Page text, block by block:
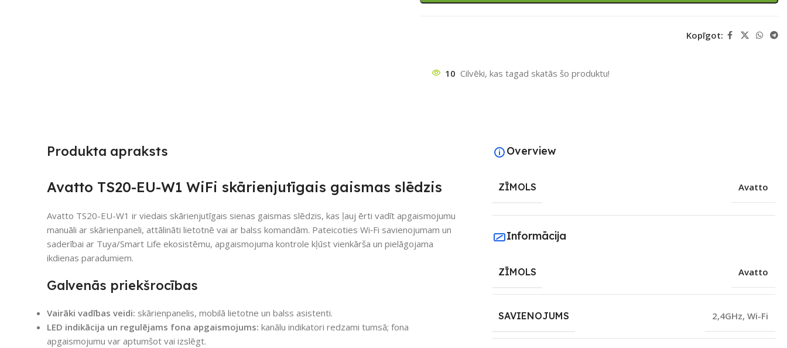
Kopīgot:
10 Cilvēki, kas tagad skatās šo produktu!
Produkta apraksts
Avatto TS20-EU-W1 WiFi skārienjutīgais gaismas slēdzis
Avatto TS20-EU-W1 ir viedais skārienjutīgais sienas gaismas slēdzis, kas ļauj ērti vadīt apgaismojumu
manuāli ar skārienpaneli, attālināti lietotnē vai ar balss komandām. Pateicoties Wi‑Fi savienojumam un
saderībai ar Tuya/Smart Life ekosistēmu, apgaismojuma kontrole kļūst vienkārša un pielāgojama
ikdienas paradumiem.
Galvenās priekšrocības
Vairāki vadības veidi: skārienpanelis, mobilā lietotne un balss asistenti.
LED indikācija un regulējams fona apgaismojums: kanālu indikatori redzami tumsā; fona
apgaismojumu var aptumšot vai izslēgt.
Overview
ZĪMOLS Avatto
Informācija
ZĪMOLS Avatto
SAVIENOJUMS 2,4GHz, Wi-Fi